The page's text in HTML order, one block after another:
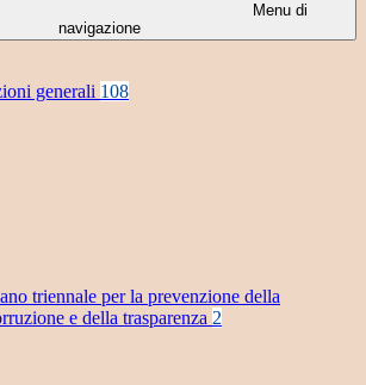
Menu di
navigazione
generali 108
triennale per la prevenzione della
e della trasparenza 2